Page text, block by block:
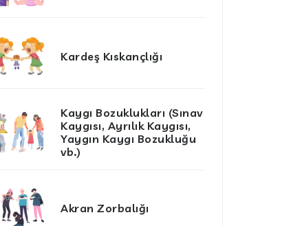
Kardeş Kıskançlığı
Kaygı Bozuklukları (Sınav
Kaygısı, Ayrılık Kaygısı,
Yaygın Kaygı Bozukluğu
vb.)
Akran Zorbalığı